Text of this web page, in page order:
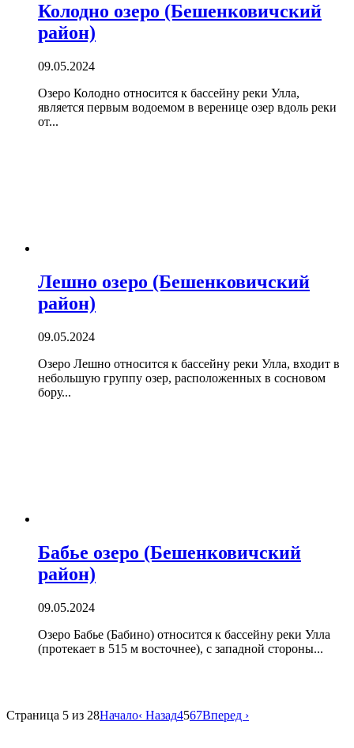
Колодно озеро (Бешенковичский
район)
09.05.2024
Озеро Колодно относится к бассейну реки Улла,
является первым водоемом в веренице озер вдоль реки
от...
Лешно озеро (Бешенковичский
район)
09.05.2024
Озеро Лешно относится к бассейну реки Улла, входит в
небольшую группу озер, расположенных в сосновом
бору...
Бабье озеро (Бешенковичский
район)
09.05.2024
Озеро Бабье (Бабино) относится к бассейну реки Улла
(протекает в 515 м восточнее), с западной стороны...
Страница 5 из 28Начало‹ Назад4567Вперед ›